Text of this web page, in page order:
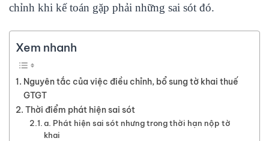
chỉnh khi kế toán gặp phải những sai sót đó.
Xem nhanh
Nguyên tắc của việc điều chỉnh, bổ sung tờ khai thuế
GTGT
Thời điểm phát hiện sai sót
a. Phát hiện sai sót nhưng trong thời hạn nộp tờ
khai